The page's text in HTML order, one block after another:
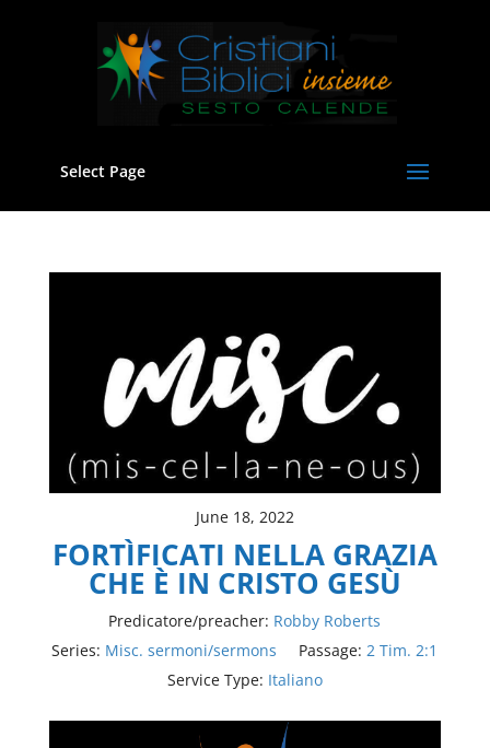
Select Page
June 18, 2022
FORTÌFICATI NELLA GRAZIA
CHE È IN CRISTO GESÙ
Predicatore/preacher: Robby Roberts
Series: Misc. sermoni/sermons Passage: 2 Tim. 2:1
Service Type: Italiano